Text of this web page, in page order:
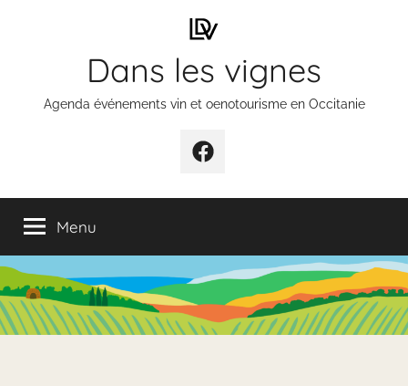
Dans les vignes
Agenda événements vin et oenotourisme en Occitanie
Élément
menu
Menu